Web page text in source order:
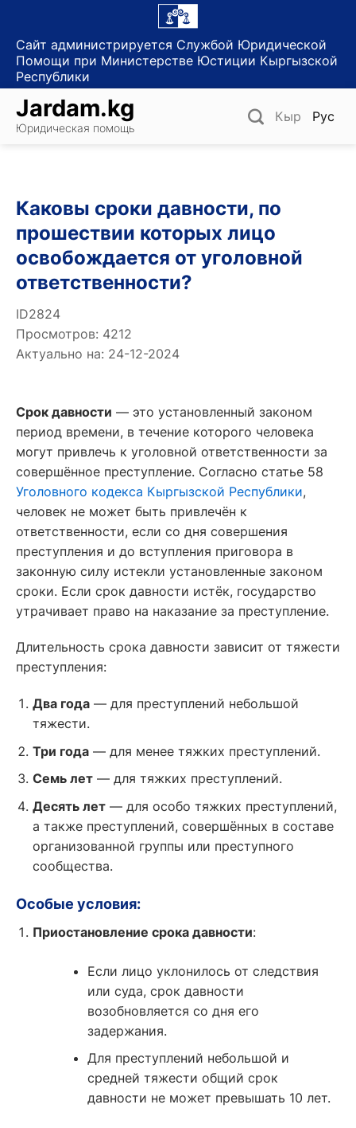
content
Сайт администрируется Службой Юридической
Помощи при Министерстве Юстиции Кыргызской
Республики
Jardam.kg
Юридическая помощь
Кыр Рус
Каковы сроки давности, по
прошествии которых лицо
освобождается от уголовной
ответственности?
ID2824
Просмотров: 4212
Актуально на: 24-12-2024
Срок давности — это установленный законом
период времени, в течение которого человека
могут привлечь к уголовной ответственности за
совершённое преступление. Согласно статье 58
Уголовного кодекса Кыргызской Республики,
человек не может быть привлечён к
ответственности, если со дня совершения
преступления и до вступления приговора в
законную силу истекли установленные законом
сроки. Если срок давности истёк, государство
утрачивает право на наказание за преступление.
Длительность срока давности зависит от тяжести
преступления:
Два года— для преступлений небольшой
тяжести.
Три года— для менее тяжких преступлений.
Семь лет— для тяжких преступлений.
Десять лет— для особо тяжких преступлений,
а также преступлений, совершённых в составе
организованной группы или преступного
сообщества.
Особые условия:
Приостановление срока давности:
Если лицо уклонилось от следствия
или суда, срок давности
возобновляется со дня его
задержания.
Для преступлений небольшой и
средней тяжести общий срок
давности не может превышать 10 лет.